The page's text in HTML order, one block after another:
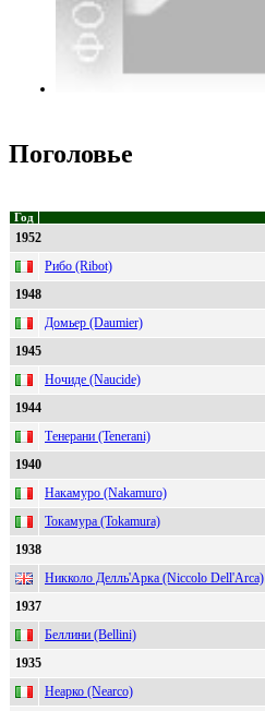
Поголовье
Год
1952
Рибо (Ribot)
1948
Домьер (Daumier)
1945
Ночиде (Naucide)
1944
Тенерани (Tenerani)
1940
Накамуро (Nakamuro)
Токамура (Tokamura)
1938
Никколо Делль'Арка (Niccolo Dell'Arca)
1937
Беллини (Bellini)
1935
Неарко (Nearco)